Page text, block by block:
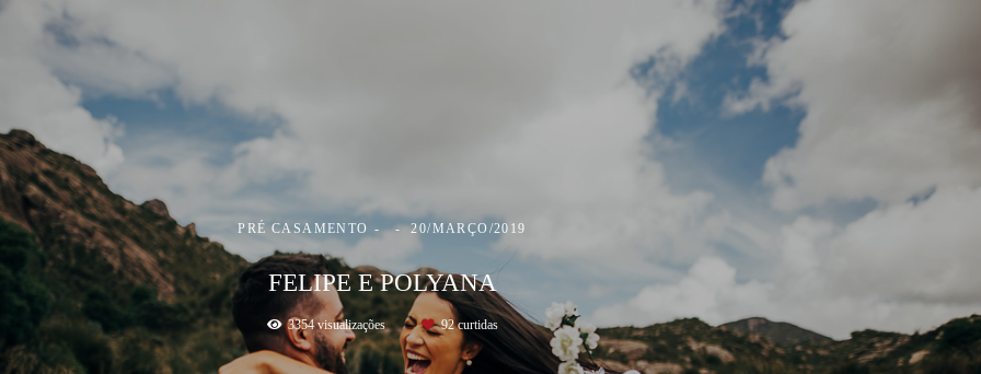
PRÉ CASAMENTO 20/MARÇO/2019
FELIPE E POLYANA
3354visualizações 92curtidas